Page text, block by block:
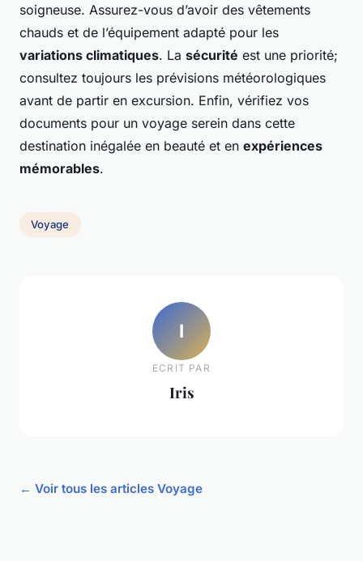
soigneuse. Assurez-vous d’avoir des vêtements
chauds et de l’équipement adapté pour les
variations climatiques. La sécurité est une priorité;
consultez toujours les prévisions météorologiques
avant de partir en excursion. Enfin, vérifiez vos
documents pour un voyage serein dans cette
destination inégalée en beauté et en expériences
mémorables.
Voyage
I
ECRIT PAR
Iris
← Voir tous les articles Voyage